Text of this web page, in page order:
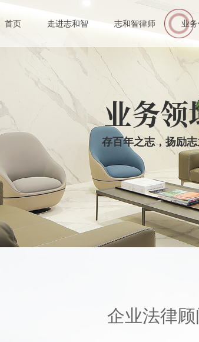
首页 走进志和智 志和智律师 业
业务领
存百年之志，扬励
企业法律顾